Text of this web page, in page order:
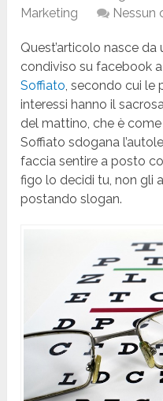
Marketing
Nessun
Quest’articolo nasce
condiviso su facebook
Soffiato, secondo cui le
interessi hanno il
del mattino, che è
Soffiato sdogana
faccia sentire a posto
figo lo decidi tu, non gli
postando slogan.